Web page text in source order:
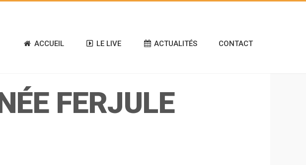
ACCUEIL LE LIVE ACTUALITÉS CONTACT
FERJULE